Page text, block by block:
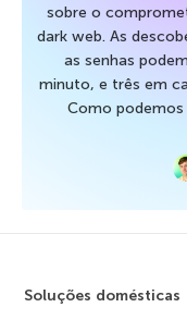
sobre o
dark web. As
as senhas
minuto, e três em
Como podemos
Soluções domésticas